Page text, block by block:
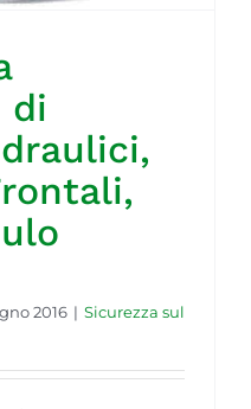
di
2016 | Sicurezza sul